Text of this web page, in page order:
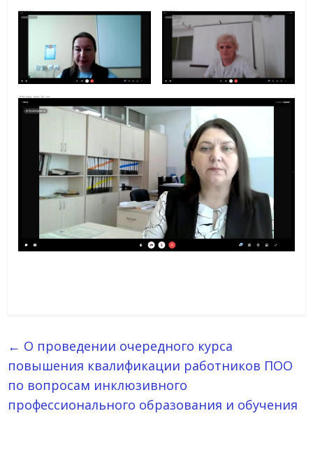
← О проведении очередного курса
повышения квалификации работников ПОО
по вопросам инклюзивного
профессионального образования и обучения